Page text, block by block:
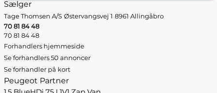
Sælger
Tage Thomsen A/S Østervangsvej 1 8961 Allingåbro
70 81 84 48
70 81 84 48
Forhandlers hjemmeside
Se forhandlers 50 annoncer
Se forhandler på kort
Peugeot Partner